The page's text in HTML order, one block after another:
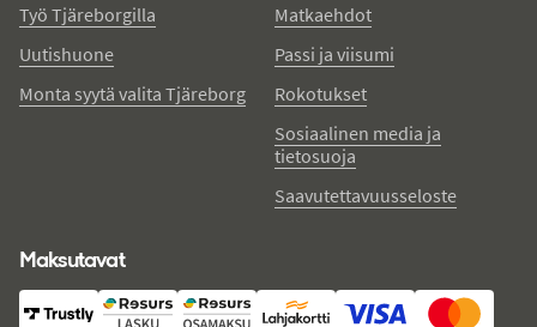
Työ Tjäreborgilla
Uutishuone
Monta syytä valita Tjäreborg
Matkaehdot
Passi ja viisumi
Rokotukset
Sosiaalinen media ja
tietosuoja
Saavutettavuusseloste
Maksutavat